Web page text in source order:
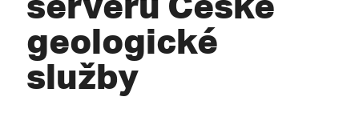
geologické
služby